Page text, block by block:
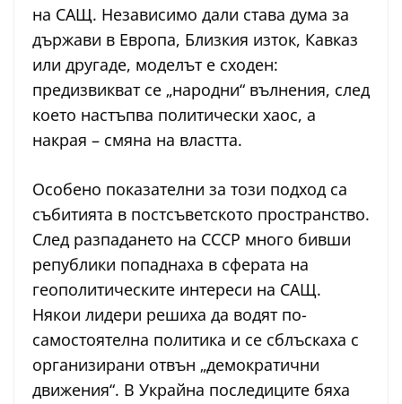
на САЩ. Независимо дали става дума за
държави в Европа, Близкия изток, Кавказ
или другаде, моделът е сходен:
предизвикват се „народни“ вълнения, след
което настъпва политически хаос, а
накрая – смяна на властта.
Особено показателни за този подход са
събитията в постсъветското пространство.
След разпадането на СССР много бивши
републики попаднаха в сферата на
геополитическите интереси на САЩ.
Някои лидери решиха да водят по-
самостоятелна политика и се сблъскаха с
организирани отвън „демократични
движения“. В Украйна последиците бяха